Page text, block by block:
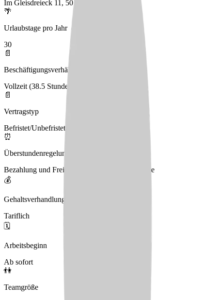
Im Gleisdreieck 11, 50169 Kerpen
🌴
Urlaubstage pro Jahr
30
📄
Beschäftigungsverhältnis
Vollzeit (38.5 Stunden), Teilzeit
📄
Vertragstyp
Befristet/Unbefristet
⏰
Überstundenregelung
Bezahlung und Freizeitausgleich nach Absprache
💰
Gehaltsverhandlungen
Tariflich
🗓️
Arbeitsbeginn
Ab sofort
👫
Teamgröße